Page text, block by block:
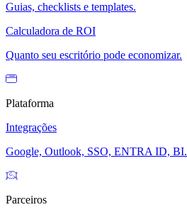
Guias, checklists e templates.
Calculadora de ROI
Quanto seu escritório pode economizar.
Plataforma
Integrações
Google, Outlook, SSO, ENTRA ID, BI.
Parceiros